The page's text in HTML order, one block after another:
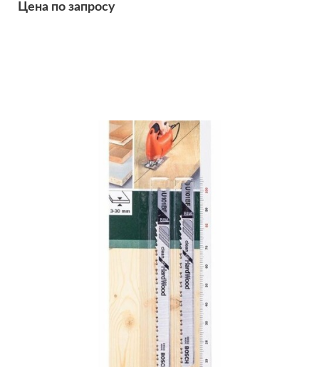
Цена по запросу